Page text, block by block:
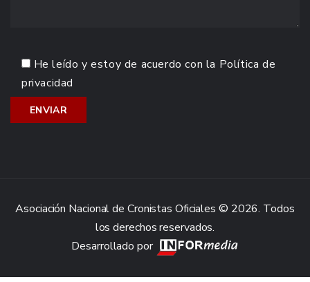
He leído y estoy de acuerdo con la Política de
privacidad
Asociación Nacional de Cronistas Oficiales © 2026. Todos
los derechos reservados.
Desarrollado por